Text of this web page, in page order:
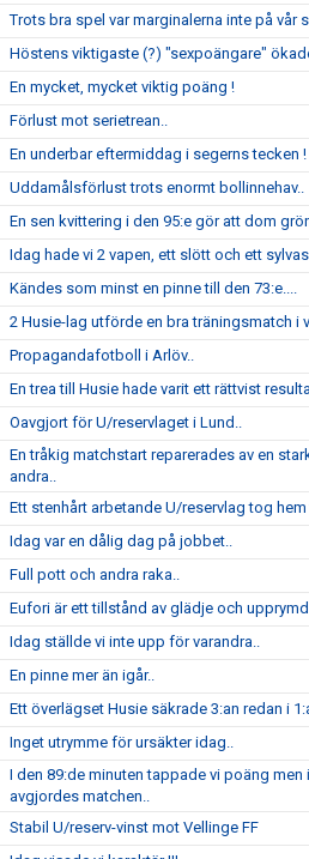
Trots bra spel var marginalerna inte på vår
Höstens viktigaste (?) "sexpoängare"
En mycket, mycket viktig poäng !
Förlust mot serietrean..
En underbar eftermiddag i segerns tecken !
Uddamålsförlust trots enormt bollinnehav..
En sen kvittering i den 95:e gör att dom
Idag hade vi 2 vapen, ett slött och ett
Kändes som minst en pinne till den 73:e....
2 Husie-lag utförde en bra träningsmatch i
Propagandafotboll i Arlöv..
En trea till Husie hade varit ett rättvist
Oavgjort för U/reservlaget i Lund..
En tråkig matchstart reparerades av en
andra..
Ett stenhårt arbetande U/reservlag tog hem
Idag var en dålig dag på jobbet..
Full pott och andra raka..
Eufori är ett tillstånd av glädje och
Idag ställde vi inte upp för varandra..
En pinne mer än igår..
Ett överlägset Husie säkrade 3:an redan i
Inget utrymme för ursäkter idag..
I den 89:de minuten tappade vi poäng men
avgjordes matchen..
Stabil U/reserv-vinst mot Vellinge FF